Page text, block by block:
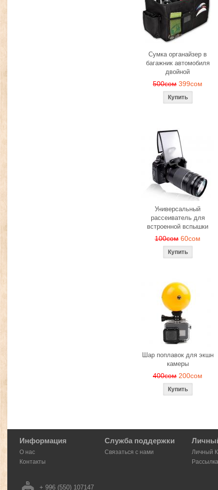
Сумка органайзер в
багажник автомобиля
двойной
500сом 399сом
Универсальный
рассеиватель для
встроенной вспышки
100сом 60сом
Шар поплавок для экшн
камеры
400сом 200сом
Информация
О нас
Контакты
Служба поддержки
Связаться с нами
Личный
Рассылка
+ 996 (550) 107147